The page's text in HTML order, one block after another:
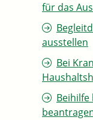
für das
ausstellen
Bei
Beihilfe